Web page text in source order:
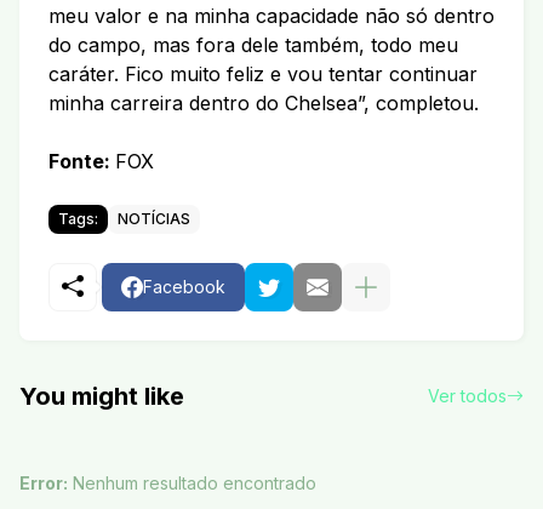
meu valor e na minha capacidade não só dentro
do campo, mas fora dele também, todo meu
caráter. Fico muito feliz e vou tentar continuar
minha carreira dentro do Chelsea”, completou.
Fonte: FOX
Tags: NOTÍCIAS
Facebook
You might like Ver todos
Error: Nenhum resultado encontrado